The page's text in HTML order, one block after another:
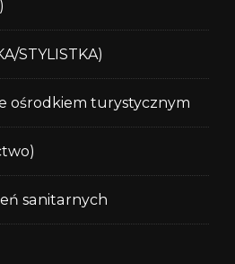
STYLISTKA)
ośrodkiem turystycznym
sanitarnych